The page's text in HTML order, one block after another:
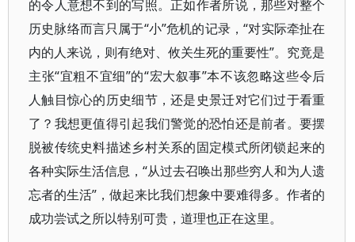
的令人意想不到的写照。正如作者所说，那些对整个
历史脉络而言只属于“小”危机的记录，“对实际牵扯在
内的人来说，则有绝对、攸关生死的重要性”。究竟是
主张“宜粗不宜细”的“宏大叙事”本不该忽略这些令后
人触目惊心的历史细节，还是史景迁对它们过于看重
了？我想更值得引起我们警觉的恐怕还是前者。要摆
脱被传统史料描述乡村关系的固定模式所闭锁起来的
各种实际生活信息，“从过去召唤出那些穷人和为人遗
忘者的生活”，做起来比我们想象中要难得多。作者的
成功尝试之所以特别可贵，道理也正在这里。